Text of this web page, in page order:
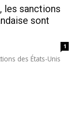
les sanctions
sont
1
des États-Unis